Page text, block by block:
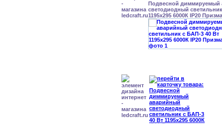
Подвесной диммируемый
светодиодный
1195x295 6000К IP20 Призма